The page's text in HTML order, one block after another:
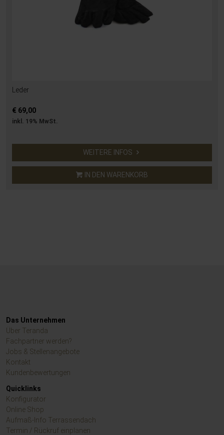
Leder
€ 69,00
inkl. 19% MwSt.
WEITERE INFOS
IN DEN WARENKORB
Das Unternehmen
Über Teranda
Fachpartner werden?
Jobs & Stellenangebote
Kontakt
Kundenbewertungen
Quicklinks
Konfigurator
Online Shop
Aufmaß-Info Terrassendach
Termin / Rückruf einplanen